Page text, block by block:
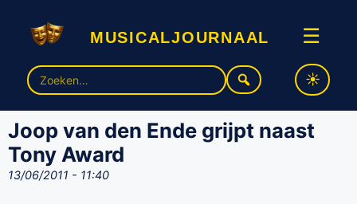
musicaljournaal ☰
Zoek
naar:
Joop van den Ende grijpt naast
Tony Award
13/06/2011 - 11:40